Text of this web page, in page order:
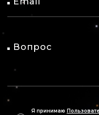
Вопрос
Я принимаю